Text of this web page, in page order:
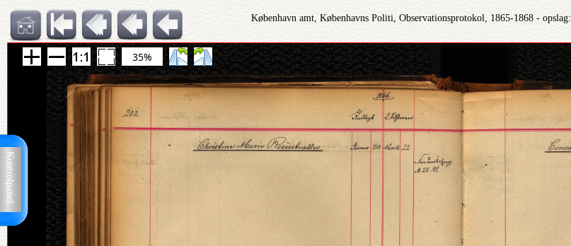
Kontrolpanel
København amt, Københavns Politi, Observationsprotokol, 1865-1868 - opslag:
35%